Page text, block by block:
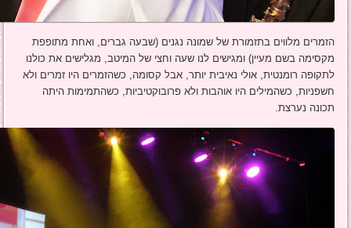
הזמרים מלווים בתזמורת של שמונה נגנים (שבעה גברים, ואחת מתופפת
מקסימה בשם מעיין) ומגישים לנו שעה וחצי של המיטב, מגלישים את כולנו
לתקופה רומנטית, אולי נאיבית יותר, אבל קסומה, כשהזמרים היו זמרים ולא
חשפניות, כשהמילים היו אוהבות ולא פרובוקטיביות, כשהתמימות היתה
תכונה נערצת.